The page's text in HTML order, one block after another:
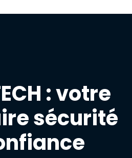
: votre
sécurité